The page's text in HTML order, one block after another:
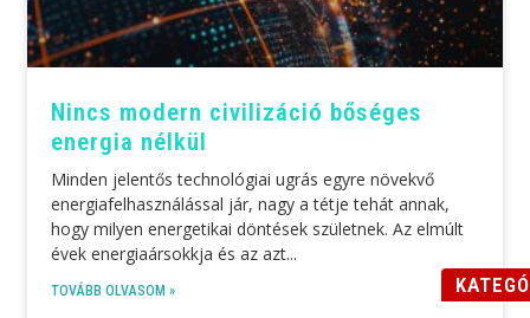
Nincs modern civilizáció bőséges
energia nélkül
Minden jelentős technológiai ugrás egyre növekvő
energiafelhasználással jár, nagy a tétje tehát annak,
hogy milyen energetikai döntések születnek. Az elmúlt
évek energiaársokkja és az azt
TOVÁBB OLVASOM »